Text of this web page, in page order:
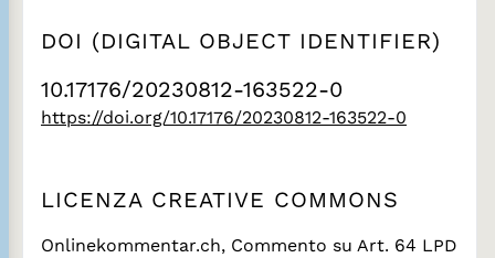
DOI (DIGITAL OBJECT IDENTIFIER)
10.17176/20230812-163522-0
https://doi.org/10.17176/20230812-163522-0
LICENZA CREATIVE COMMONS
Onlinekommentar.ch, Commento su Art. 64 LPD